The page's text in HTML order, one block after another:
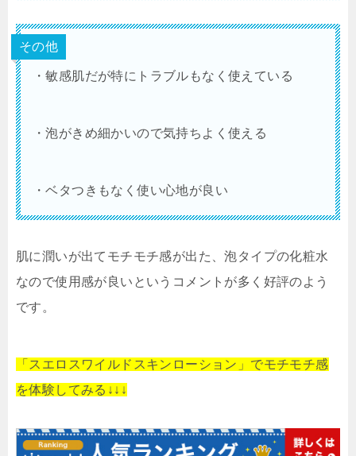
その他
・敏感肌だが特にトラブルもなく使えている
・泡がきめ細かいので気持ちよく使える
・ベタつきもなく使い心地が良い
肌に潤いが出てモチモチ感が出た、泡タイプの化粧水
なので使用感が良いというコメントが多く好評のよう
です。
「スエロスワイルドスキンローション」でモチモチ感
を体験してみる↓↓↓